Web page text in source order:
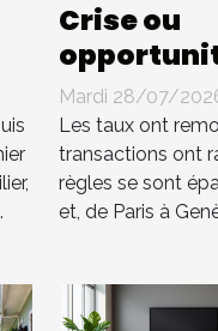
Crise ou
Les
elles en
le conseil
Mardi 28/07/
Les taux ont
transactions ont
règles se sont
et, de Paris à